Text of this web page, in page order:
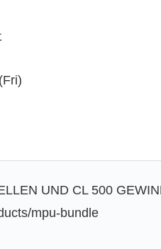
UND CL 500
mpu-bundle